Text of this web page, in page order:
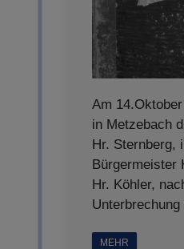
Am
in Metzebach
Hr. Sternberg,
Bürgermeister
Hr. Köhler,
MEHR